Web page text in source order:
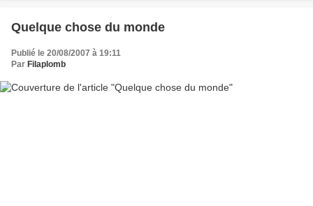
Quelque chose du monde
Publié le 20/08/2007 à 19:11
Par Filaplomb